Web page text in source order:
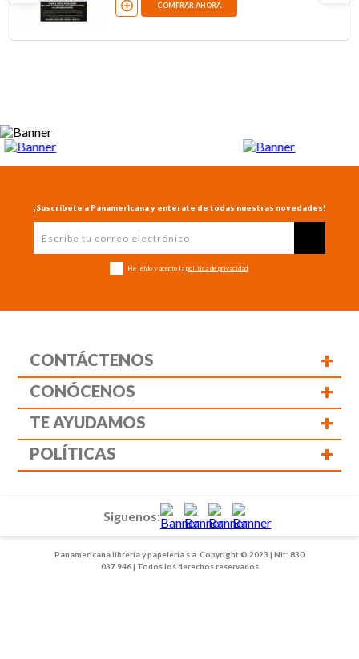
COMPRAR AHORA
¡Suscríbete a Panamericana y entérate de todas nuestras novedades!
He leído y acepto la política de privacidad
CONTÁCTENOS +
CONÓCENOS +
TE AYUDAMOS +
POLÍTICAS +
Panamericana librería y papelería s.a. Copyright © 2023 | Nit: 830
037 946 | Todos los derechos reservados
Siguenos: